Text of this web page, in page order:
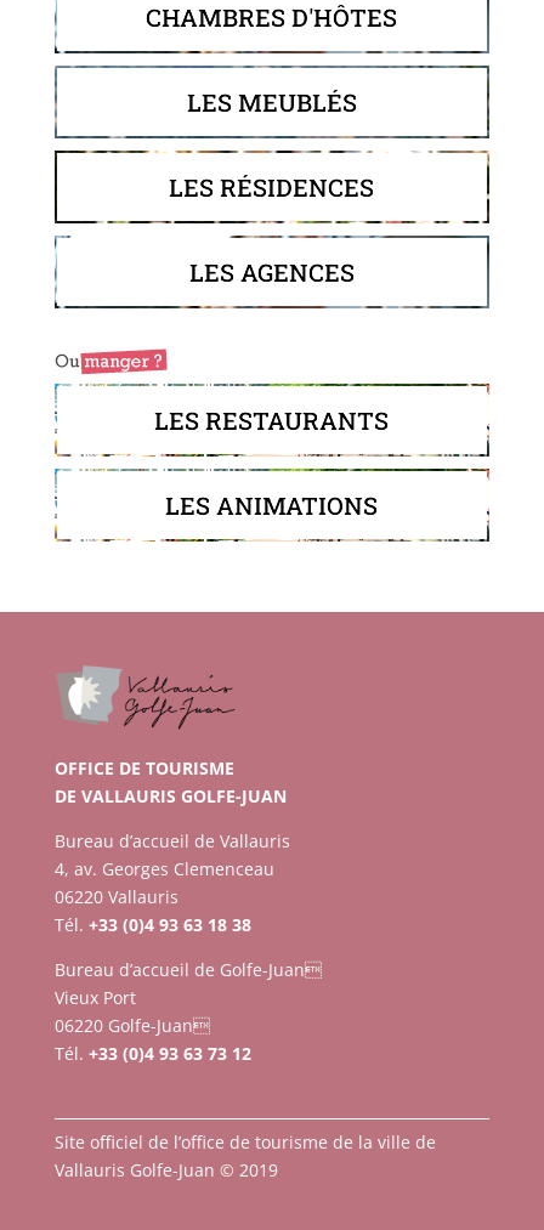
CHAMBRES D'HÔTES
LES MEUBLÉS
LES RÉSIDENCES
LES AGENCES
LES RESTAURANTS
LES ANIMATIONS
OFFICE DE TOURISME
DE VALLAURIS GOLFE-JUAN
Bureau d’accueil de Vallauris
4, av. Georges Clemenceau
06220 Vallauris
Tél. +33 (0)4 93 63 18 38
Bureau d’accueil de Golfe-Juan
Vieux Port
06220 Golfe-Juan
Tél. +33 (0)4 93 63 73 12
Site officiel de l’office de tourisme de la ville de
Vallauris Golfe-Juan © 2019